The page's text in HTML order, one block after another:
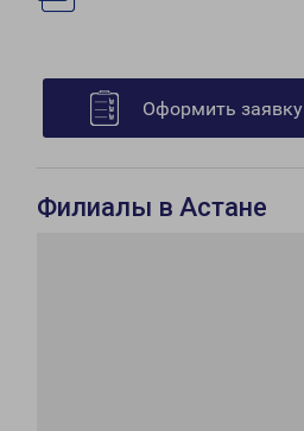
Оформить заявку
Филиалы в Астане